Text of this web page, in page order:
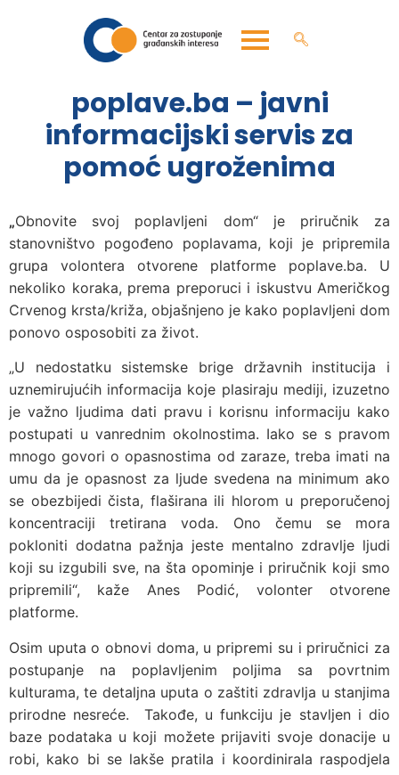
poplave.ba – javni
informacijski servis za
pomoć ugroženima
„Obnovite svoj poplavljeni dom“ je priručnik za
stanovništvo pogođeno poplavama, koji je pripremila
grupa volontera otvorene platforme poplave.ba. U
nekoliko koraka, prema preporuci i iskustvu Američkog
Crvenog krsta/križa, objašnjeno je kako poplavljeni dom
ponovo osposobiti za život.
„U nedostatku sistemske brige državnih institucija i
uznemirujućih informacija koje plasiraju mediji, izuzetno
je važno ljudima dati pravu i korisnu informaciju kako
postupati u vanrednim okolnostima. Iako se s pravom
mnogo govori o opasnostima od zaraze, treba imati na
umu da je opasnost za ljude svedena na minimum ako
se obezbijedi čista, flaširana ili hlorom u preporučenoj
koncentraciji tretirana voda. Ono čemu se mora
pokloniti dodatna pažnja jeste mentalno zdravlje ljudi
koji su izgubili sve, na šta opominje i priručnik koji smo
pripremili“, kaže Anes Podić, volonter otvorene
platforme.
Osim uputa o obnovi doma, u pripremi su i priručnici za
postupanje na poplavljenim poljima sa povrtnim
kulturama, te detaljna uputa o zaštiti zdravlja u stanjima
prirodne nesreće. Takođe, u funkciju je stavljen i dio
baze podataka u koji možete prijaviti svoje donacije u
robi, kako bi se lakše pratila i koordinirala raspodjela